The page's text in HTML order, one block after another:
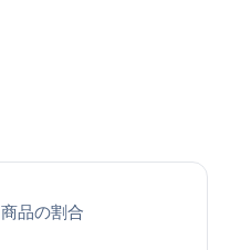
商品の割合